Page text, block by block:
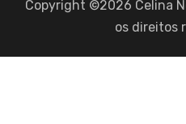
Copyright ©2026 Celina
os direitos